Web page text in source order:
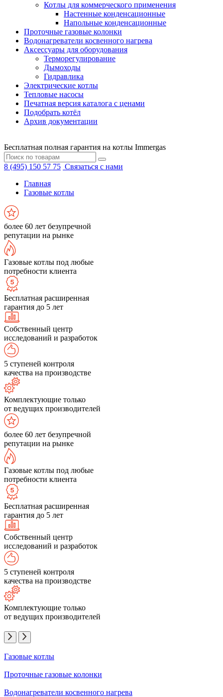
Котлы для коммерческого применения
Настенные конденсационные
Напольные конденсационные
Проточные газовые колонки
Водонагреватели косвенного нагрева
Аксессуары для оборудования
Терморегулирование
Дымоходы
Гидравлика
Электрические котлы
Тепловые насосы
Печатная версия каталога с ценами
Подобрать котёл
Архив документации
Бесплатная полная гарантия на котлы Immergas
8 (495) 150 57 75 Связаться с нами
Главная
Газовые котлы
более 60 лет безупречной
репутации на рынке
Газовые котлы под любые
потребности клиента
Бесплатная расширенная
гарантия до 5 лет
Собственный центр
исследований и разработок
5 ступеней контроля
качества на производстве
Комплектующие только
от ведущих производителей
более 60 лет безупречной
репутации на рынке
Газовые котлы под любые
потребности клиента
Бесплатная расширенная
гарантия до 5 лет
Собственный центр
исследований и разработок
5 ступеней контроля
качества на производстве
Комплектующие только
от ведущих производителей
Газовые котлы
Проточные газовые колонки
Водонагреватели косвенного нагрева